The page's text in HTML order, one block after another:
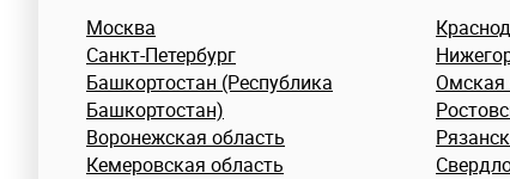
Москва
Санкт-Петербург
Башкортостан (Республика
Башкортостан)
Воронежская область
Кемеровская область
Омская